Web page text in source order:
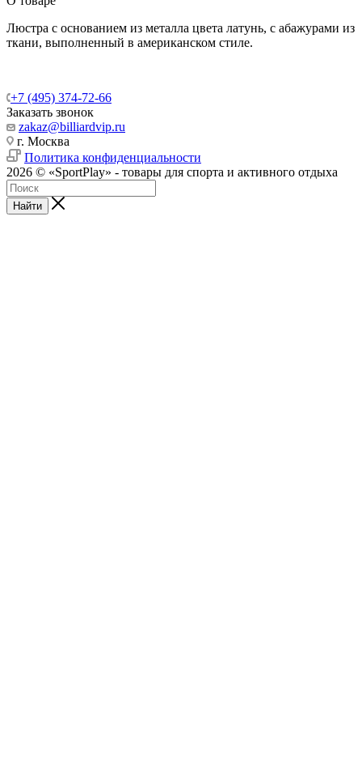
Люстра с основанием из металла цвета латунь, с абажурами из
ткани, выполненный в американском стиле.
+7 (495) 374-72-66
Заказать звонок
zakaz@billiardvip.ru
г. Москва
Политика конфиденциальности
2026 © «SportPlay» - товары для спорта и активного отдыха
Найти